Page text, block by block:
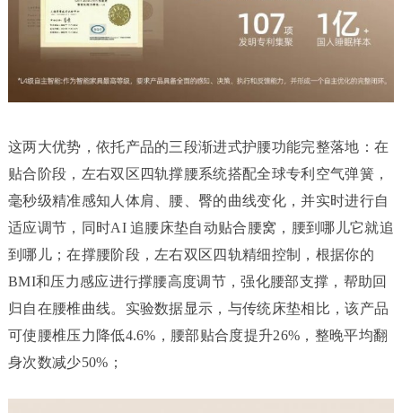
这两大优势，依托产品的三段渐进式护腰功能完整落地：在
贴合阶段，左右双区四轨撑腰系统搭配全球专利空气弹簧，
毫秒级精准感知人体肩、腰、臀的曲线变化，并实时进行自
适应调节，同时AI 追腰床垫自动贴合腰窝，腰到哪儿它就追
到哪儿；在撑腰阶段，左右双区四轨精细控制，根据你的
BMI和压力感应进行撑腰高度调节，强化腰部支撑，帮助回
归自在腰椎曲线。实验数据显示，与传统床垫相比，该产品
可使腰椎压力降低4.6%，腰部贴合度提升26%，整晚平均翻
身次数减少50%；